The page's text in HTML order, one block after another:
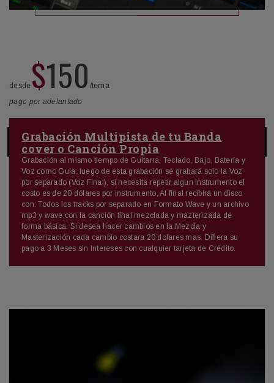
desde $150 /tema
pago por adelantado
Grabación Multipista de tu Banda
cover o Canción Propia
Grabación al mismo tiempo de Guitarra, Teclado, Bajo, Batería y
Voz como Guia; luego de esta grabación se grabará solo la Voz
por separado (Voz Final), si necesita repetir algun instrumento el
costo es de 20 dólares por instrumento, Al final recibirá un disco
con: Todos los tracks por separado en Formato Wave y un archivo
mp3 y wave con la canción final mezclada y mazterizada de
forma básica. Si desea hacer cambios en la Mezcla y
Masterización cada cambio costara 20 dolares mas. Difiera su
pago a 3 Meses sin Intereses con cualquier tarjeta de Crédito.